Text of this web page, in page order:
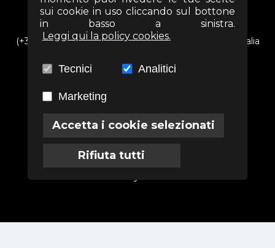
(+39) 06 69352313 - Via Arezzo n. 18 - 00161- Roma - Italia
info@associazioneterra.it
Termini Privacy Cookies
sui cookie in uso cliccando sul bottone
in basso a sinistra.
Leggi qui la policy cookies.
Tecnici Analitici
Marketing
Accetta i cookie selezionati
Rifiuta tutti